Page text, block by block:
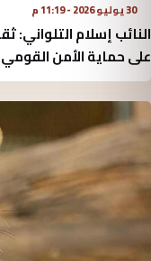
30 يوليو 2026 - 11:19 م
النائب إسلام التلواني:
على حماية الأمن